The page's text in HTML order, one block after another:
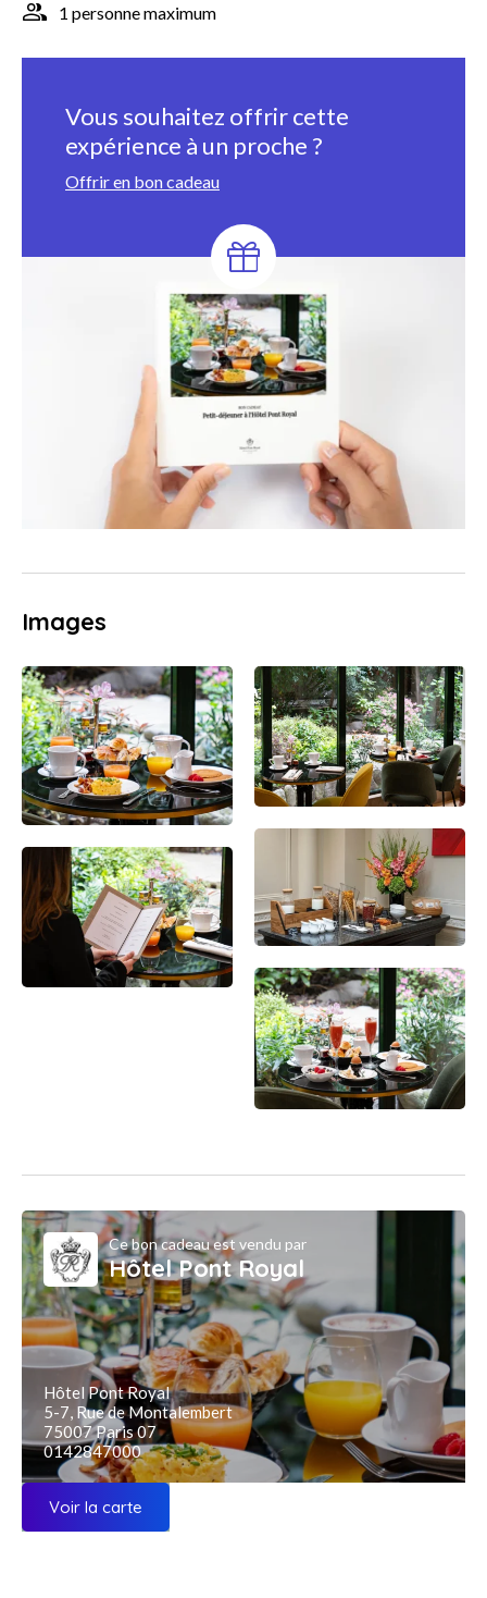
1 personne maximum
Vous souhaitez offrir cette
expérience à un proche ?
Offrir en bon cadeau
Images
Ce bon cadeau est vendu par
Hôtel Pont Royal
Hôtel Pont Royal
5-7, Rue de Montalembert
75007 Paris 07
0142847000
Voir la carte